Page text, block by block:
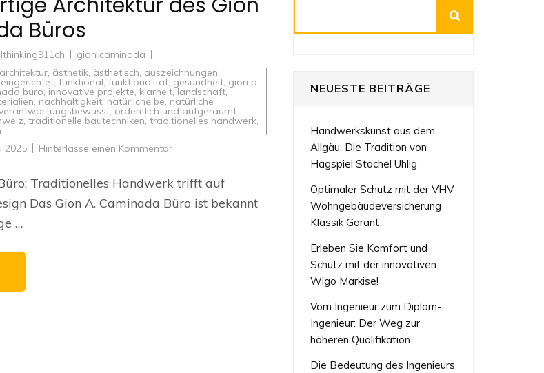
Büros
gion caminada
architektur, ästhetik, ästhetisch, auszeichnungen,
, funktional, funktionalität, gesundheit, gion a
büro, innovative projekte, klarheit,landschaft,
, nachhaltigkeit, natürliche be, natürliche
, ordentlich und aufgeräumt
, traditionelle bautechniken, traditionelles handwerk,
2025 Hinterlasse einen Kommentarzu
Architektur
des
A.
Traditionelles Handwerk trifft auf
Das Gion A. Caminada Büro ist bekannt
…
NEUESTE BEITRÄGE
Handwerkskunst aus dem
Allgäu: Die Tradition von
Hagspiel Stachel Uhlig
Optimaler Schutz mit der VHV
Wohngebäudeversicherung
Klassik Garant
Erleben Sie Komfort und
Schutz mit der innovativen
Wigo Markise!
Vom Ingenieur zum Diplom-
Ingenieur: Der Weg zur
höheren Qualifikation
Die Bedeutung des Ingenieurs